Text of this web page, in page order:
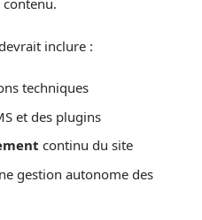
inclure :
techniques
et des plugins
continu du site
gestion autonome des